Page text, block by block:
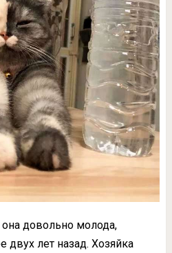
довольно молода,
двух лет назад. Хозяйка